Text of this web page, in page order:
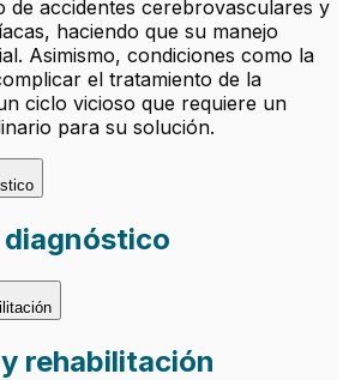
de accidentes cerebrovasculares y
haciendo que su manejo
Asimismo, condiciones como la
el tratamiento de la
ciclo vicioso que requiere un
para su solución.
diagnóstico
rehabilitación